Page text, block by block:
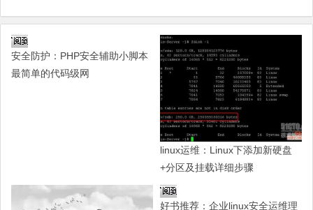
安全防护：PHP安全辅助小脚本
最简单的代码级网
linux运维：Linux下添加新硬盘
+分区及挂载详细步骤
好书推荐：企业linux安全运维理